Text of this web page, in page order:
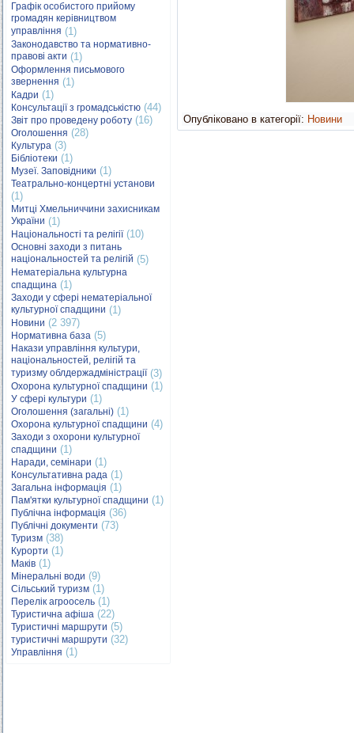
Графік особистого прийому
громадян керівництвом
управління (1)
Законодавство та нормативно-
правові акти (1)
Оформлення письмового
звернення (1)
Кадри (1)
Консультації з громадськістю (44)
Звіт про проведену роботу (16)
Оголошення (28)
Культура (3)
Бібліотеки (1)
Музеї. Заповідники (1)
Театрально-концертні установи
(1)
Митці Хмельниччини захисникам
України (1)
Національності та релігії(10)
Основні заходи з питань
національностей та релігій (5)
Нематеріальна культурна
спадщина (1)
Заходи у сфері нематеріальної
культурної спадщини (1)
Новини (2 397)
Нормативна база (5)
Накази управління культури,
національностей, релігій та
туризму облдержадміністрації(3)
Охорона культурної спадщини (1)
У сфері культури (1)
Оголошення (загальні) (1)
Охорона культурної спадщини (4)
Заходи з охорони культурної
спадщини (1)
Наради, семінари (1)
Консультативна рада (1)
Загальна інформація (1)
Пам'ятки культурної спадщини (1)
Публічна інформація (36)
Публічні документи (73)
Туризм (38)
Курорти (1)
Маків (1)
Мінеральні води (9)
Сільський туризм (1)
Перелік агроосель (1)
Туристична афіша (22)
Туристичні маршрути (5)
туристичні маршрути (32)
Управління (1)
Опубліковано в категорії: Новини